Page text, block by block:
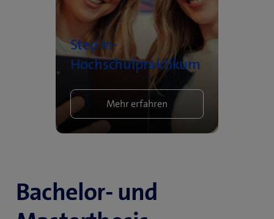
Step In-
Hochschulpraktikum
Mehr erfahren
Bachelor- und